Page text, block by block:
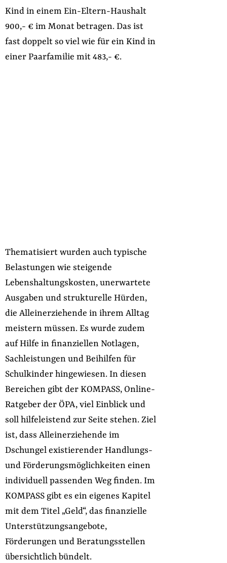
Kind in einem Ein-Eltern-Haushalt
900,- € im Monat betragen. Das ist
fast doppelt so viel wie für ein Kind in
einer Paarfamilie mit 483,- €.
Thematisiert wurden auch typische
Belastungen wie steigende
Lebenshaltungskosten, unerwartete
Ausgaben und strukturelle Hürden,
die Alleinerziehende in ihrem Alltag
meistern müssen. Es wurde zudem
auf Hilfe in finanziellen Notlagen,
Sachleistungen und Beihilfen für
Schulkinder hingewiesen. In diesen
Bereichen gibt der KOMPASS, Online-
Ratgeber der ÖPA, viel Einblick und
soll hilfeleistend zur Seite stehen. Ziel
ist, dass Alleinerziehende im
Dschungel existierender Handlungs-
und Förderungsmöglichkeiten einen
individuell passenden Weg finden. Im
KOMPASS gibt es ein eigenes Kapitel
mit dem Titel „Geld“, das finanzielle
Unterstützungsangebote,
Förderungen und Beratungsstellen
übersichtlich bündelt.